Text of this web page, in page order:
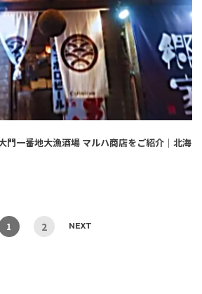
門一番地大漁酒場 マルハ商店をご紹介｜北海
1 2 NEXT